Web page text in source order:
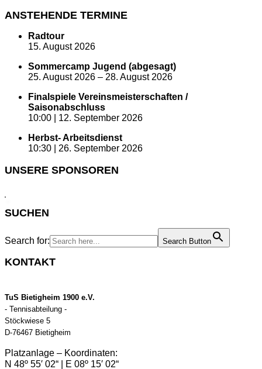
ANSTEHENDE TERMINE
Radtour
15. August 2026
Sommercamp Jugend (abgesagt)
25. August 2026 – 28. August 2026
Finalspiele Vereinsmeisterschaften /
Saisonabschluss
10:00 | 12. September 2026
Herbst- Arbeitsdienst
10:30 | 26. September 2026
UNSERE SPONSOREN
SUCHEN
Search for: Search Button
KONTAKT
TuS Bietigheim 1900 e.V.
- Tennisabteilung -
Stöckwiese 5
D-76467 Bietigheim
Platzanlage – Koordinaten:
N 48º 55′ 02“ | E 08º 15′ 02“